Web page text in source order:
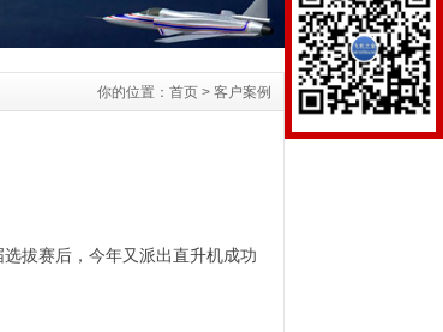
你的位置： 首页 > 客户案例
拔赛后，今年又派出直升机成功